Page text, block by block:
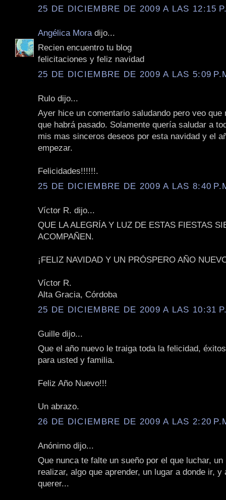
25 DE DICIEMBRE DE 2009 A LAS 12:15
Angélica Mora dijo...
Recien encuentro tu blog
felicitaciones y feliz navidad
25 DE DICIEMBRE DE 2009 A LAS 5:09
Rulo dijo...
Ayer hice un comentario saludando pero veo que
que habrá pasado. Solamente quería saludar a
mis mas sinceros deseos por esta navidad y el
empezar.
Felicidades!!!!!!.
25 DE DICIEMBRE DE 2009 A LAS 8:40
Víctor R. dijo...
QUE LA ALEGRÍA Y LUZ DE ESTAS FIESTAS
ACOMPAÑEN.
¡FELIZ NAVIDAD Y UN PRÓSPERO AÑO
Víctor R.
Alta Gracia, Córdoba
25 DE DICIEMBRE DE 2009 A LAS 10:31
Guille dijo...
Que el año nuevo le traiga toda la felicidad,
para usted y familia.
Feliz Año Nuevo!!!
Un abrazo.
26 DE DICIEMBRE DE 2009 A LAS 2:20
Anónimo dijo...
Que nunca te falte un sueño por el que luchar,
realizar, algo que aprender, un lugar a donde ir, y
querer...